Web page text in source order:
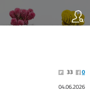
33
0
04.06.2026